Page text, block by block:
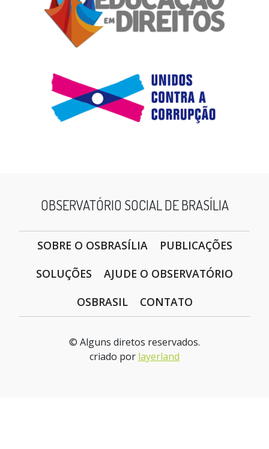
OBSERVATÓRIO SOCIAL DE BRASÍLIA
SOBRE O OSBRASÍLIA
PUBLICAÇÕES
SOLUÇÕES
AJUDE O OBSERVATÓRIO
OSBRASIL
CONTATO
© Alguns diretos reservados.
criado por layerland